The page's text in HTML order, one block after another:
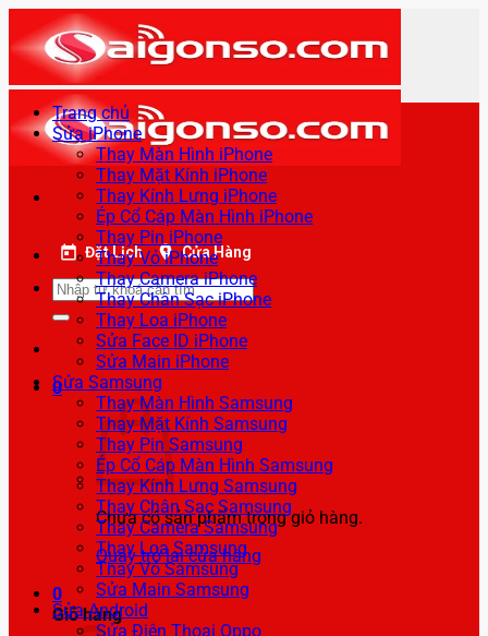
qua
nội
dung
Đặt Lịch Cửa Hàng
Tìm
kiếm:
0
Chưa có sản phẩm trong giỏ hàng.
Quay trở lại cửa hàng
0
Giỏ hàng
Trang chủ
Sửa iPhone
Thay Màn Hình iPhone
Thay Mặt Kính iPhone
Thay Kính Lưng iPhone
Ép Cổ Cáp Màn Hình iPhone
Thay Pin iPhone
Thay Vỏ iPhone
Thay Camera iPhone
Thay Chân Sạc iPhone
Thay Loa iPhone
Sửa Face ID iPhone
Sửa Main iPhone
Sửa Samsung
Thay Màn Hình Samsung
Thay Mặt Kính Samsung
Thay Pin Samsung
Ép Cổ Cáp Màn Hình Samsung
Thay Kính Lưng Samsung
Thay Chân Sạc Samsung
Thay Camera Samsung
Thay Loa Samsung
Thay Vỏ Samsung
Sửa Main Samsung
Sửa Android
Sửa Điện Thoại Oppo